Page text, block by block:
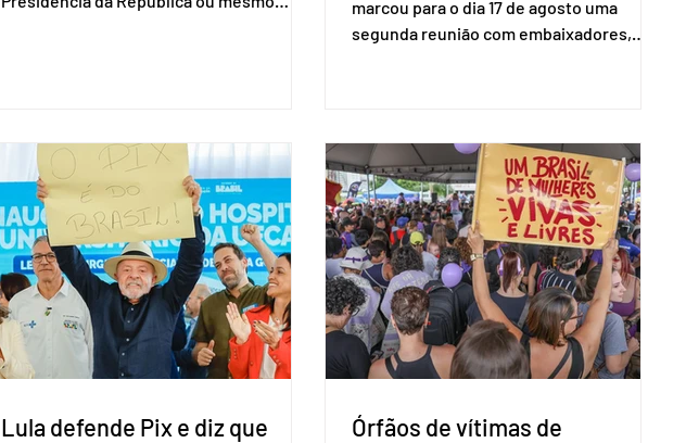
formação de alianças no âmbito local. A
ideia, segundo o partido, é focar na
eleição de governadores e deputados
estaduais, além de fortalecer a bancada
no Congresso Nacional, com senad
marcou para o dia 17 de agosto uma
segunda reunião com embaixadores,
sistema eleitoral do país. Segundo o
tribunal, o encontro ocorrerá na sede do
TSE e dará continuidade às ações de
transparência voltadas à comunidade
internacional. Nela, o presidente da
Corte, ministro Kássio Nunes Marques,
voltará a explic
Lula defende Pix e diz que
Órfãos de vítimas de